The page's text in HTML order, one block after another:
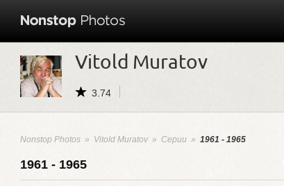
Vitold Muratov
3.74
Nonstop Photos » Vitold Muratov» Серии » 1961 - 1965
1961 - 1965